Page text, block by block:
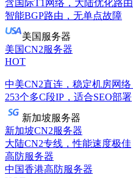
含国际T1网络，大陆优化路由
智能BGP路由，无单点故障
美国服务器
美国CN2服务器
HOT
中美CN2直连，稳定机房网络
253个多C段IP，适合SEO部署
新加坡服务器
新加坡CN2服务器
大陆CN2专线，性能速度极佳
高防服务器
中国香港高防服务器